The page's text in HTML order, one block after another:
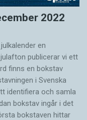
2022
en
publicerar vi ett
finns en bokstav
i Svenska
identifiera och samla
bokstav ingår i det
bokstaven hittar